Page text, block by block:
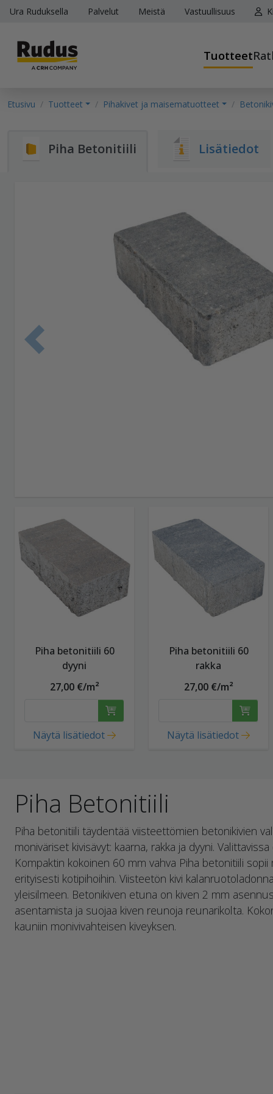
Ura Ruduksella Palvelut Meistä Vastuullisuus
Tuotteet
Etusivu Tuotteet Pihakivet ja maisematuotteet
Piha Betonitiili Lisätiedot
Edellinen
Piha betonitiili 60
dyyni
27,00 €/m²
Näytä lisätiedot
Piha betonitiili 60
rakka
27,00 €/m²
Näytä lisätiedot
Piha Betonitiili
Piha betonitiili täydentää viisteettömien betonikivien
moniväriset kivisävyt: kaarna, rakka ja dyyni.
Kompaktin kokoinen 60 mm vahva Piha betonitiili
erityisesti kotipihoihin. Viisteetön kivi
yleisilmeen. Betonikiven etuna on kiven 2 mm
asentamista ja suojaa kiven reunoja reunarikolta.
kauniin monivivahteisen kiveyksen.